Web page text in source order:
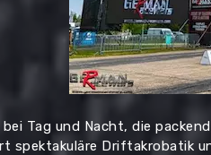
bei Tag und Nacht, die
spektakuläre Driftakrobatik